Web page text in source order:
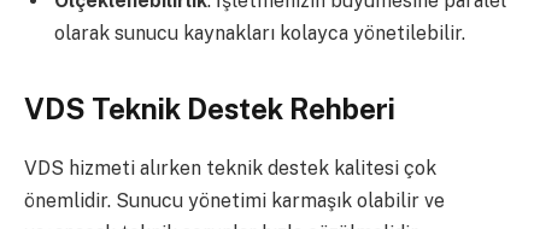
olarak sunucu kaynakları kolayca yönetilebilir.
VDS Teknik Destek Rehberi
VDS hizmeti alırken teknik destek kalitesi çok
önemlidir. Sunucu yönetimi karmaşık olabilir ve